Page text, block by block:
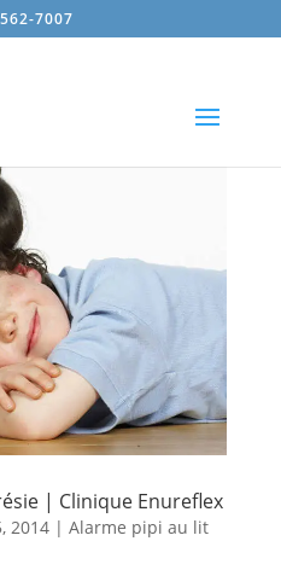
7007
| Clinique Enureflex
2014| Alarme pipi au lit